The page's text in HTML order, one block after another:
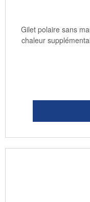
Gilet polaire sans
chaleur